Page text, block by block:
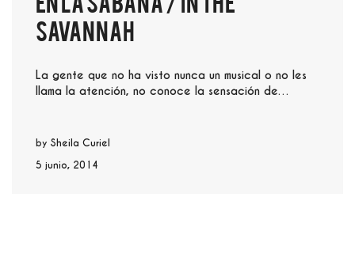
En la Sabana / In the
Savannah
La gente que no ha visto nunca un musical o no les
llama la atención, no conoce la sensación de…
5 junio, 2014
by Sheila Curiel